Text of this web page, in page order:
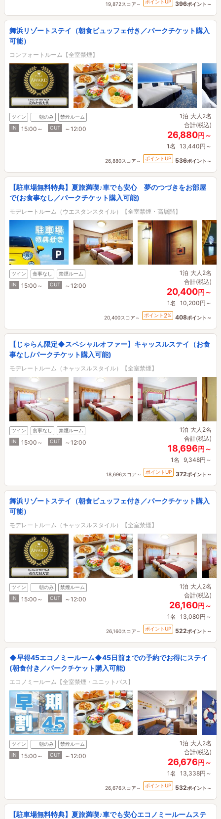
19,872スコア～ ポイントUP 396ポイント～
舞浜リゾートステイ（朝食ビュッフェ付き／パークチケット購入
可能）
コンフォートルーム【全室禁煙】
ツイン 朝のみ
禁煙ルーム
IN
15:00～ OUT ～12:00
1泊 大人2名
合計(税込)
26,880円～
1名 13,440円～
26,880スコア～ ポイントUP 536ポイント～
【駐車場無料特典】夏旅満喫♪車でも安心 夢のつづきをお部屋
で(お食事なし／パークチケット購入可能)
モデレートルーム（ウエスタンスタイル）【全室禁煙・高層階】
ツイン 食事なし
禁煙ルーム
IN
15:00～ OUT ～12:00
1泊 大人2名
合計(税込)
20,400円～
1名 10,200円～
20,400スコア～ ポイント 2% 408ポイント～
【じゃらん限定◆スペシャルオファー】キャッスルステイ（お食
事なし/パークチケット購入可能)
モデレートルーム（キャッスルスタイル）【全室禁煙】
ツイン 食事なし
禁煙ルーム
IN
15:00～ OUT ～12:00
1泊 大人2名
合計(税込)
18,696円～
1名 9,348円～
18,696スコア～ ポイントUP 372ポイント～
舞浜リゾートステイ（朝食ビュッフェ付き／パークチケット購入
可能）
モデレートルーム（キャッスルスタイル）【全室禁煙】
ツイン 朝のみ
禁煙ルーム
IN
15:00～ OUT ～12:00
1泊 大人2名
合計(税込)
26,160円～
1名 13,080円～
26,160スコア～ ポイントUP 522ポイント～
◆早得45エコノミールーム◆45日前までの予約でお得にステイ
(朝食付き／パークチケット購入可能)
エコノミールーム【全室禁煙・ユニットバス】
ツイン 朝のみ
禁煙ルーム
IN
15:00～ OUT ～12:00
1泊 大人2名
合計(税込)
26,676円～
1名 13,338円～
26,676スコア～ ポイントUP 532ポイント～
【駐車場無料特典】夏旅満喫♪車でも安心エコノミールームステ